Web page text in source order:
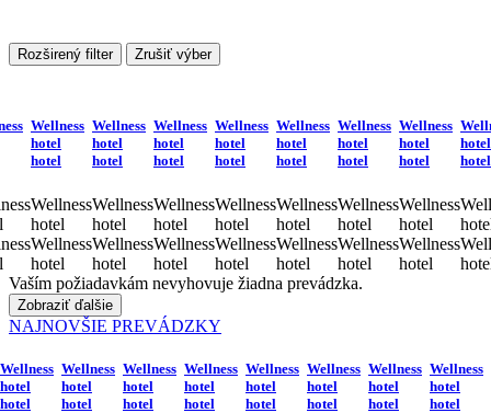
Rozširený filter Zrušiť výber
Wellness
hotel
hotel
Wellness
hotel
Wellness
hotel
Wellness
hotel
hotel
Wellness
hotel
Wellness
hotel
Wellness
hotel
hotel
Wellness
hotel
Wellness
hotel
Wellness
hotel
hotel
Wellness
hotel
Wellness
hotel
Wellness
hotel
hotel
Wellness
hotel
Wellness
hotel
Wellness
hotel
hotel
Wellness
hotel
Wellness
hotel
Wellness
hotel
hotel
Wellness
hotel
Wellness
hotel
hotel
hotel
Vaším požiadavkám nevyhovuje žiadna prevádzka.
Zobraziť ďalšie
NAJNOVŠIE PREVÁDZKY
Wellness
hotel
hotel
Wellness
hotel
hotel
Wellness
hotel
hotel
Wellness
hotel
hotel
Wellness
hotel
hotel
Wellness
hotel
hotel
Wellness
hotel
hotel
Wellness
hotel
hotel